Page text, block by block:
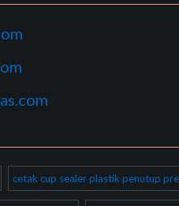
cetak cup sealer plastik penutup